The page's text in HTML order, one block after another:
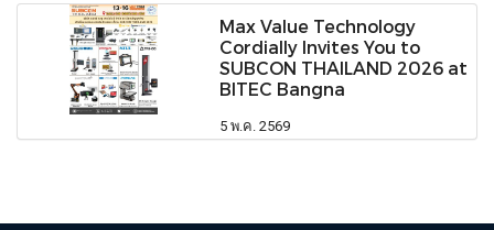
Max Value Technology
Cordially Invites You to
SUBCON THAILAND 2026 at
BITEC Bangna
5 พ.ค. 2569